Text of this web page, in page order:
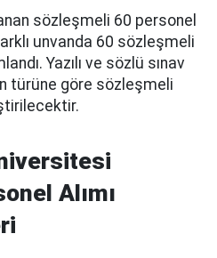
sözleşmeli 60 personel
farklı unvanda 60 sözleşmeli
Yazılı ve sözlü sınav
türüne göre sözleşmeli
Alımı